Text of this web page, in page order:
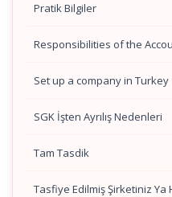
Pratik Bilgiler
Responsibilities of the
Set up a company in Turkey
SGK İşten Ayrılış Nedenleri
Tam Tasdik
Tasfiye Edilmiş Şirketiniz Ya